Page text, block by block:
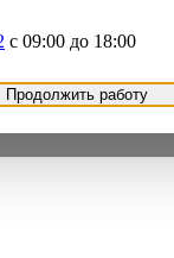
с 09:00 до 18:00
Продолжить работу